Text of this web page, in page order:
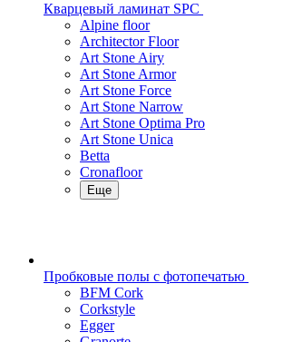
Кварцевый ламинат SPC
Alpine floor
Architector Floor
Art Stone Airy
Art Stone Armor
Art Stone Force
Art Stone Narrow
Art Stone Optima Pro
Art Stone Unica
Betta
Cronafloor
Еще
Пробковые полы с фотопечатью
BFM Cork
Corkstyle
Egger